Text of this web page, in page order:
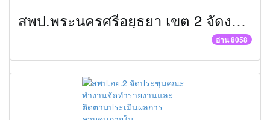
สพป.พระนครศรีอยุธยา เขต 2 จัดงานมหกรรมการศึกษาอยุธยาสู่อาเซียน
อ่าน 8058